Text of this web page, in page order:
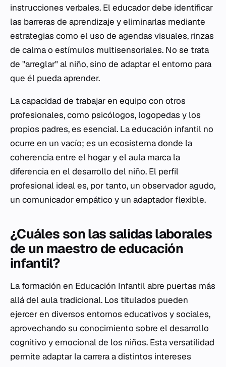
instrucciones verbales. El educador debe identificar
las barreras de aprendizaje y eliminarlas mediante
estrategias como el uso de agendas visuales, rinzas
de calma o estímulos multisensoriales. No se trata
de "arreglar" al niño, sino de adaptar el entorno para
que él pueda aprender.
La capacidad de trabajar en equipo con otros
profesionales, como psicólogos, logopedas y los
propios padres, es esencial. La educación infantil no
ocurre en un vacío; es un ecosistema donde la
coherencia entre el hogar y el aula marca la
diferencia en el desarrollo del niño. El perfil
profesional ideal es, por tanto, un observador agudo,
un comunicador empático y un adaptador flexible.
¿Cuáles son las salidas laborales
de un maestro de educación
infantil?
La formación en Educación Infantil abre puertas más
allá del aula tradicional. Los titulados pueden
ejercer en diversos entornos educativos y sociales,
aprovechando su conocimiento sobre el desarrollo
cognitivo y emocional de los niños. Esta versatilidad
permite adaptar la carrera a distintos intereses